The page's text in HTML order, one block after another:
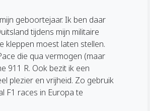
geboortejaar. Ik ben daar
tijdens mijn militaire
kleppen moest laten stellen.
die qua vermogen (maar
911 R. Ook bezit ik een
plezier en vrijheid. Zo gebruik
F1 races in Europa te